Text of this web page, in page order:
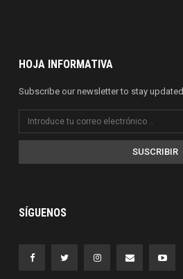
HOJA INFORMATIVA
Subscribe our newsletter to stay updated.
SUSCRIBIR
SÍGUENOS